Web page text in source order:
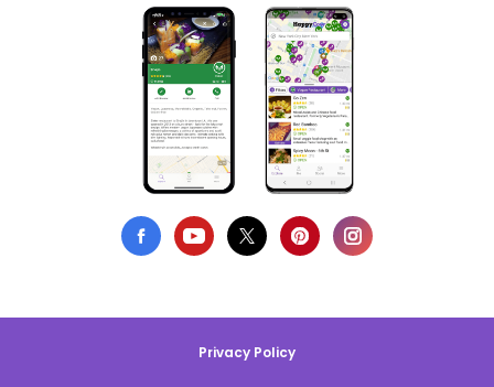
Privacy Policy